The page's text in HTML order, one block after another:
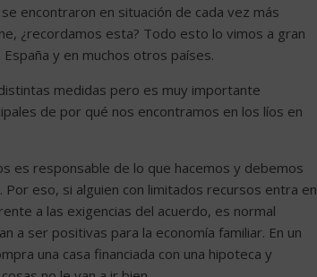
encontraron en situación de cada vez más
¿recordamos esta? Todo esto lo vimos a gran
y en muchos otros países.
medidas pero es muy importante
de por qué nos encontramos en los líos en
es responsable de lo que hacemos y debemos
eso, si alguien con limitados recursos entra en
a las exigencias del acuerdo, es normal
a ser positivas para la economía familiar. En un
una casa financiada con una hipoteca y